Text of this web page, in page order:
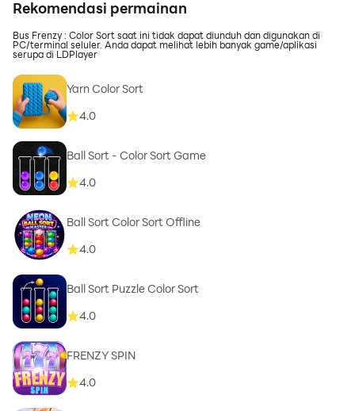
Rekomendasi permainan
Bus Frenzy : Color Sort saat ini tidak dapat diunduh dan digunakan di
PC/terminal seluler. Anda dapat melihat lebih banyak game/aplikasi
serupa di LDPlayer
Yarn Color Sort
4.0
Ball Sort - Color Sort Game
4.0
Ball Sort Color Sort Offline
4.0
Ball Sort Puzzle Color Sort
4.0
FRENZY SPIN
4.0